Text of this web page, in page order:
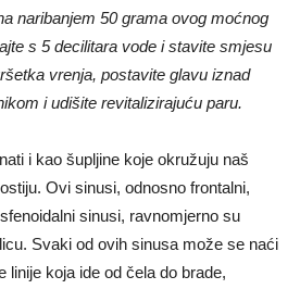
naribanjem 50 grama ovog moćnog
s 5 decilitara vode i stavite smjesu
vrenja, postavite glavu iznad
i udišite revitalizirajuću paru.
i kao šupljine koje okružuju naš
Ovi sinusi, odnosno frontalni,
sinusi, ravnomjerno su
Svaki od ovih sinusa može se naći
linije koja ide od čela do brade,